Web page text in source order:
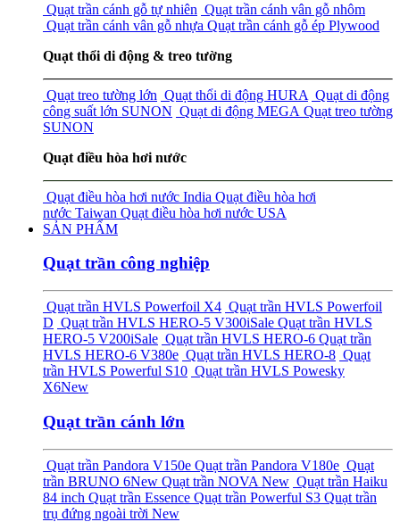
Quạt trần cánh gỗ tự nhiên Quạt trần cánh vân gỗ nhôm
Quạt trần cánh vân gỗ nhựa Quạt trần cánh gỗ ép Plywood
Quạt thổi di động & treo tường
Quạt treo tường lớn Quạt thổi di động HURA Quạt di động
công suất lớn SUNON Quạt di động MEGA Quạt treo tường
SUNON
Quạt điều hòa hơi nước
Quạt điều hòa hơi nước India Quạt điều hòa hơi
nước Taiwan Quạt điều hòa hơi nước USA
SẢN PHẨM
Quạt trần công nghiệp
Quạt trần HVLS Powerfoil X4 Quạt trần HVLS Powerfoil
D Quạt trần HVLS HERO-5 V300iSale Quạt trần HVLS
HERO-5 V200iSale Quạt trần HVLS HERO-6 Quạt trần
HVLS HERO-6 V380e Quạt trần HVLS HERO-8 Quạt
trần HVLS Powerful S10 Quạt trần HVLS Powesky
X6New
Quạt trần cánh lớn
Quạt trần Pandora V150e Quạt trần Pandora V180e Quạt
trần BRUNO 6New Quạt trần NOVA New Quạt trần Haiku
84 inch Quạt trần Essence Quạt trần Powerful S3 Quạt trần
trụ đứng ngoài trời New